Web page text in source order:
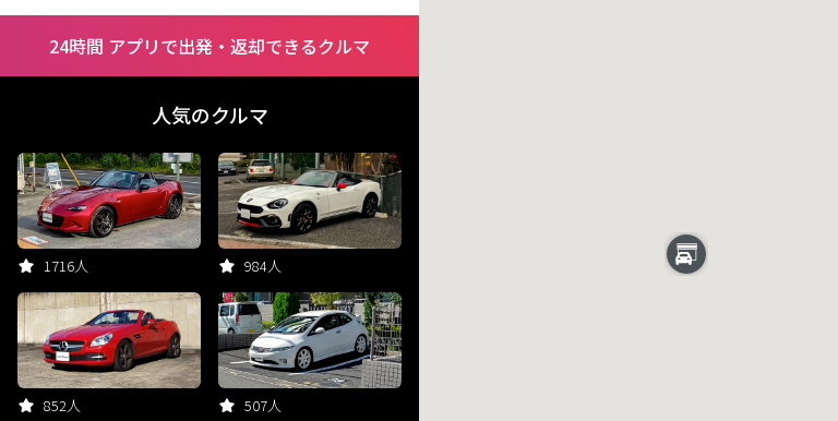
24時間 アプリで出発・返却できるクルマ
人気のクルマ
1716人 984人
852人 507人